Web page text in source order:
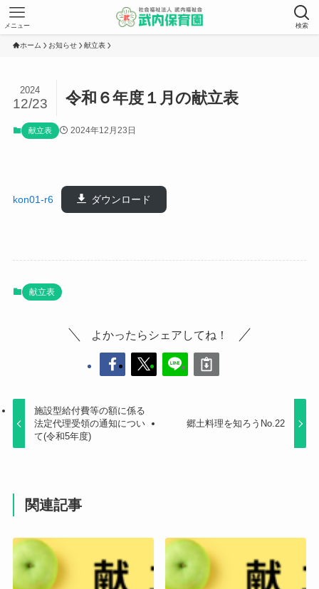
検索
メニュー
ホーム お知らせ 献立表
令和６年度１月の献立表
2024
12/23
献立表 2024年12月23日
kon01-r6 ダウンロード
献立表
よかったらシェアしてね！
施設型給付費等の額に係る
法定代理受領の通知につい
て(令和5年度)
郷土料理を知ろうNo.22
関連記事